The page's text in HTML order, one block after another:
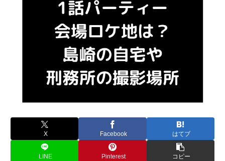
X Facebook はてブ
LINE Pinterest コピー